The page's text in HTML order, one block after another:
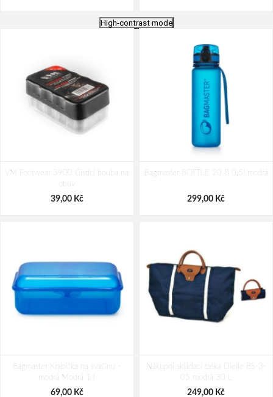
s bavlnou MIX B (3 páry)
191,00 Kč
bavlnou MIX A (3 páry)
High-contrast mode
VM Footwear 3900 Čistící houba na
obuv
39,00 Kč
Bagmaster BOTTLE 20 B 0,5l modrá
299,00 Kč
Bagmaster Krabička na svačinu -
modrá Modrá 1 l
69,00 Kč
Nákupní skládací taška Dielle BS-3-
05 modrá 30 L
249,00 Kč